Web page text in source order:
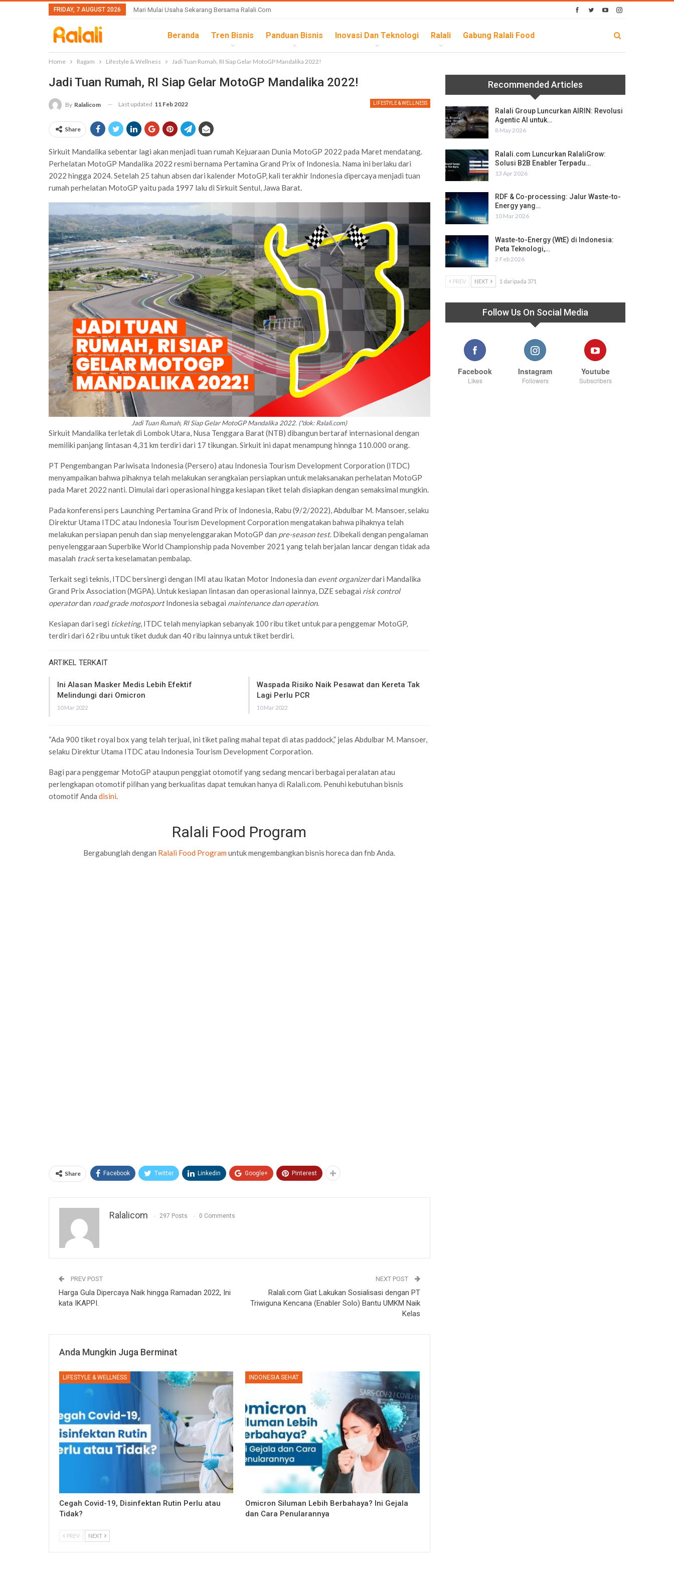
FRIDAY, 7 AUGUST 2026 Mari Mulai Usaha Sekarang Bersama Ralali.com
Beranda Tren Bisnis Panduan Bisnis Inovasi Dan Teknologi Ralali Gabung Ralali Food
Home Ragam Lifestyle & Wellness Jadi Tuan Rumah, RI Siap Gelar MotoGP Mandalika 2022!
Jadi Tuan Rumah, RI Siap Gelar MotoGP Mandalika 2022!
LIFESTYLE & WELLNESS
By Ralalicom Last updated 11 Feb 2022
Share
Sirkuit Mandalika sebentar lagi akan menjadi tuan rumah Kejuaraan Dunia MotoGP 2022 pada Maret mendatang.
Perhelatan MotoGP Mandalika 2022 resmi bernama Pertamina Grand Prix of Indonesia. Nama ini berlaku dari
2022 hingga 2024. Setelah 25 tahun absen dari kalender MotoGP, kali terakhir Indonesia dipercaya menjadi tuan
rumah perhelatan MotoGP yaitu pada 1997 lalu di Sirkuit Sentul, Jawa Barat.
Jadi Tuan Rumah, RI Siap Gelar MotoGP Mandalika 2022. (*dok: Ralali.com)
Sirkuit Mandalika terletak di Lombok Utara, Nusa Tenggara Barat (NTB) dibangun bertaraf internasional dengan
memiliki panjang lintasan 4,31 km terdiri dari 17 tikungan. Sirkuit ini dapat menampung hinnga 110.000 orang.
PT Pengembangan Pariwisata Indonesia (Persero) atau Indonesia Tourism Development Corporation (ITDC)
menyampaikan bahwa pihaknya telah melakukan serangkaian persiapkan untuk melaksanakan perhelatan MotoGP
pada Maret 2022 nanti. Dimulai dari operasional hingga kesiapan tiket telah disiapkan dengan semaksimal mungkin.
Pada konferensi pers Launching Pertamina Grand Prix of Indonesia, Rabu (9/2/2022), Abdulbar M. Mansoer, selaku
Direktur Utama ITDC atau Indonesia Tourism Development Corporation mengatakan bahwa pihaknya telah
melakukan persiapan penuh dan siap menyelenggarakan MotoGP dan pre-season test. Dibekali dengan pengalaman
penyelenggaraan Superbike World Championship pada November 2021 yang telah berjalan lancar dengan tidak ada
masalah trackserta keselamatan pembalap.
Terkait segi teknis, ITDC bersinergi dengan IMI atau Ikatan Motor Indonesia dan event organizerdari Mandalika
Grand Prix Association (MGPA). Untuk kesiapan lintasan dan operasional lainnya, DZE sebagai risk control
operatordan road grade motosportIndonesia sebagai maintenance dan operation.
Kesiapan dari segi ticketing, ITDC telah menyiapkan sebanyak 100 ribu tiket untuk para penggemar MotoGP,
terdiri dari 62 ribu untuk tiket duduk dan 40 ribu lainnya untuk tiket berdiri.
ARTIKEL TERKAIT
Ini Alasan Masker Medis Lebih Efektif
Melindungi dari Omicron
10 Mar 2022
Waspada Risiko Naik Pesawat dan Kereta Tak
Lagi Perlu PCR
10 Mar 2022
“Ada 900 tiket royal box yang telah terjual, ini tiket paling mahal tepat di atas paddock,” jelas Abdulbar M. Mansoer,
selaku Direktur Utama ITDC atau Indonesia Tourism Development Corporation.
Bagi para penggemar MotoGP ataupun penggiat otomotif yang sedang mencari berbagai peralatan atau
perlengkapan otomotif pilihan yang berkualitas dapat temukan hanya di Ralali.com. Penuhi kebutuhan bisnis
otomotif Anda disini.
Ralali Food Program
Bergabunglah dengan Ralali Food Program untuk mengembangkan bisnis horeca dan fnb Anda.
Share Facebook Twitter Linkedin Google+ Pinterest
Ralalicom 297 Posts 0 Comments
PREV POST
Harga Gula Dipercaya Naik hingga Ramadan 2022, Ini
kata IKAPPI.
NEXT POST
Ralali.com Giat Lakukan Sosialisasi dengan PT
Triwiguna Kencana (Enabler Solo) Bantu UMKM Naik
Kelas
Anda Mungkin Juga Berminat
LIFESTYLE & WELLNESS
Cegah Covid-19, Disinfektan Rutin Perlu atau
Tidak?
INDONESIA SEHAT
Omicron Siluman Lebih Berbahaya? Ini Gejala
dan Cara Penularannya
PREV NEXT
Recommended Articles
Ralali Group Luncurkan AIRIN: Revolusi
Agentic AI untuk…
8 May 2026
Ralali.com Luncurkan RalaliGrow:
Solusi B2B Enabler Terpadu…
13 Apr 2026
RDF & Co-processing: Jalur Waste-to-
Energy yang…
10 Mar 2026
Waste-to-Energy (WtE) di Indonesia:
Peta Teknologi,…
2 Feb 2026
PREV NEXT 1 daripada 371
Follow Us On Social Media
Facebook
Likes
Instagram
Followers
Youtube
Subscribers